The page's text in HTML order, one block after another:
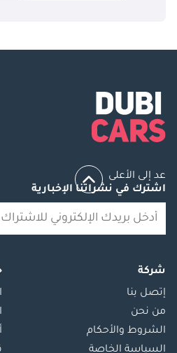
عد إلى الأعلى
اشترك في نشراتنا الإخبارية
شركة
إتصل بنا
من نحن
الشروط والأحكام
السياسة الخاصة